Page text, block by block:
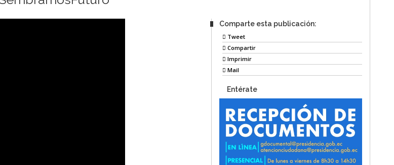
Comparte esta publicación:
Tweet
Compartir
Imprimir
Mail
Entérate